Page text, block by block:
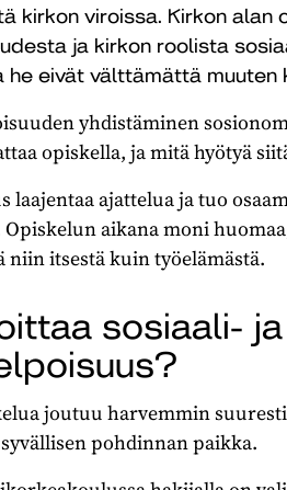
kirkon viroissa. Kirkon alan
ja kirkon roolista
he eivät välttämättä muuten
yhdistäminen
opiskella, ja mitä hyötyä
laajentaa ajattelua ja tuo
aikana moni
itsestä kuin työelämästä.
sosiaali-
joutuu harvemmin
pohdinnan paikka.